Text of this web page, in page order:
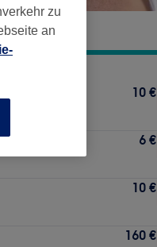
10 €
6 €
10 €
160 €
zu
an